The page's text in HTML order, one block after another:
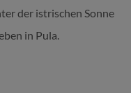
der istrischen Sonne
in Pula.